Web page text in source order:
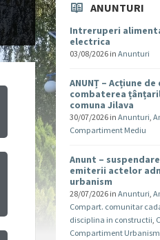
ANUNTURI
Intreruperi
electrica
03/08/2026 inAnunturi
ANUNȚ – Acțiune
combaterea
comuna Jilava
30/07/2026 inAnunturi,
Compartiment Mediu
Anunt –
emiterii actelor
urbanism
28/07/2026 inAnunturi,
Compart. comunitar
disciplina in constructii,
Compartiment Urbanism